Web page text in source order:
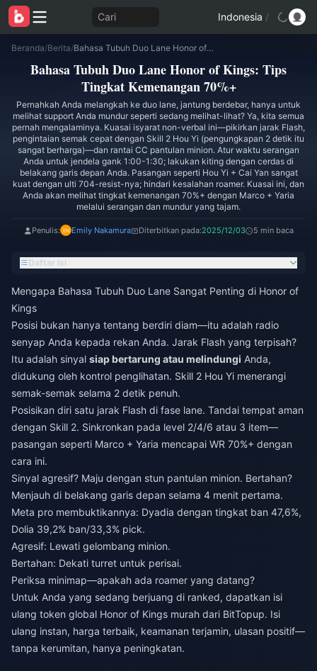
Cari Indonesia /
Beranda/Berita/ Bahasa Tubuh Duo Lane Honor of Kings: Tips Tingkat Kemenangan 70%+
Bahasa Tubuh Duo Lane Honor of Kings: Tips
Tingkat Kemenangan 70%+
Pernahkah Anda melangkah ke duo lane, jantung berdebar, hanya untuk
melihat support Anda mundur seperti sedang melihat-lihat? Ya, kita semua
pernah mengalaminya. Kuasai isyarat non-verbal ini—pikirkan jarak Flash,
pengintaian semak cepat dengan Skill 2 Hou Yi (pengungkapan 2 detik itu
sangat berharga)—dan rantai CC pantulan minion. Atur waktu serangan
Anda untuk jendela gank 1:00-1:30; lakukan kiting dengan cerdas di
belakang garis depan Anda. Pasangan seperti Hou Yi + Cai Yan sangat
kuat dengan ulti 704-resist-nya; hindari kesalahan roamer. Kuasai ini, dan
Anda akan melihat tingkat kemenangan 70%+ dengan Marco + Yaria
melalui serangan dan mundur yang tajam.
Penulis: Emily Nakamura Diterbitkan pada:2025/12/03 5 min baca
Daftar Isi
Mengapa Bahasa Tubuh Duo Lane Sangat Penting di Honor of
Kings
Posisi bukan hanya tentang berdiri diam—itu adalah radio
senyap Anda kepada rekan Anda. Jarak Flash yang terpisah?
Itu adalah sinyal siap bertarung atau melindungi Anda,
didukung oleh kontrol penglihatan. Skill 2 Hou Yi menerangi
semak-semak selama 2 detik penuh.
Posisikan diri satu jarak Flash di fase lane. Tandai tempat aman
dengan Skill 2. Sinkronkan pada level 2/4/6 atau 3 item—
pasangan seperti Marco + Yaria mencapai WR 70%+ dengan
cara ini.
Sinyal agresif? Maju dengan stun pantulan minion. Bertahan?
Menjauh di belakang garis depan selama 4 menit pertama.
Meta pro membuktikannya: Dyadia dengan tingkat ban 47,6%,
Dolia 39,2% ban/33,3% pick.
Agresif: Lewati gelombang minion.
Bertahan: Dekati turret untuk perisai.
Periksa minimap—apakah ada roamer yang datang?
Untuk Anda yang sedang berjuang di ranked, dapatkan isi
ulang token global Honor of Kings murah dari BitTopup. Isi
ulang instan, harga terbaik, keamanan terjamin, ulasan positif—
tanpa kerumitan, hanya peningkatan.